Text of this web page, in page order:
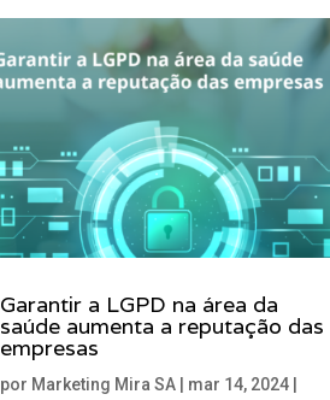
Garantir a LGPD na área da
saúde aumenta a reputação das
empresas
por Marketing Mira SA mar 14, 2024